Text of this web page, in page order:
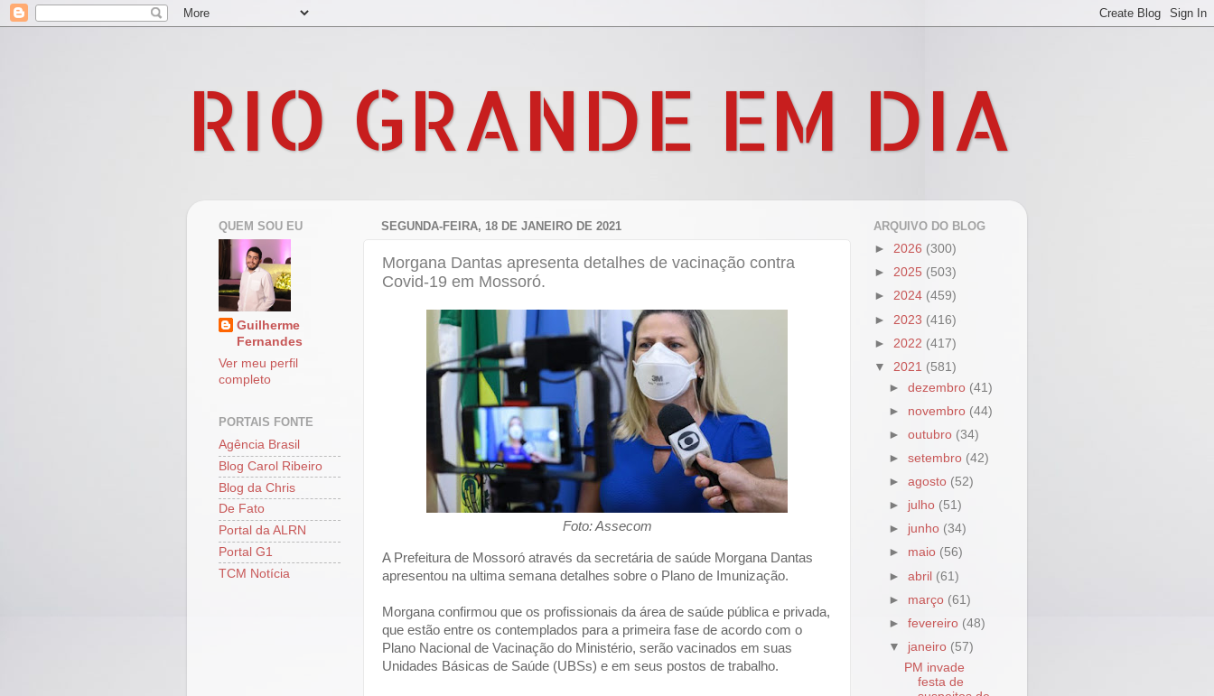
RIO GRANDE EM DIA
SEGUNDA-FEIRA, 18 DE JANEIRO DE 2021
Morgana Dantas apresenta detalhes de vacinação contra
Covid-19 em Mossoró.
Foto: Assecom
A Prefeitura de Mossoró através da secretária de saúde Morgana Dantas
apresentou na ultima semana detalhes sobre o Plano de Imunização.
Morgana confirmou que os profissionais da área de saúde pública e privada,
que estão entre os contemplados para a primeira fase de acordo com o
Plano Nacional de Vacinação do Ministério, serão vacinados em suas
Unidades Básicas de Saúde (UBSs) e em seus postos de trabalho.
QUEM SOU EU
Guilherme
Fernandes
Ver meu perfil
completo
PORTAIS FONTE
Agência Brasil
Blog Carol Ribeiro
Blog da Chris
De Fato
Portal da ALRN
Portal G1
TCM Notícia
ARQUIVO DO BLOG
► 2026 (300)
► 2025 (503)
► 2024 (459)
► 2023 (416)
► 2022 (417)
▼ 2021 (581)
►dezembro (41)
► novembro (44)
►outubro (34)
►setembro (42)
►agosto (52)
► julho (51)
► junho (34)
► maio (56)
►abril (61)
► março (61)
►fevereiro (48)
▼ janeiro (57)
PM invade
festa de